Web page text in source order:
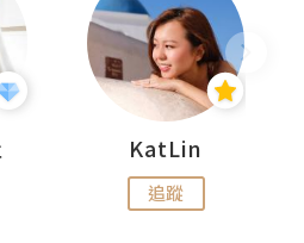
KatLin
追蹤